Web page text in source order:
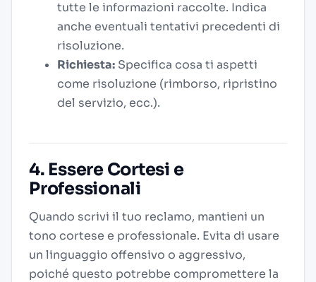
tutte le informazioni raccolte. Indica
anche eventuali tentativi precedenti di
risoluzione.
Richiesta: Specifica cosa ti aspetti
come risoluzione (rimborso, ripristino
del servizio, ecc.).
4. Essere Cortesi e
Professionali
Quando scrivi il tuo reclamo, mantieni un
tono cortese e professionale. Evita di usare
un linguaggio offensivo o aggressivo,
poiché questo potrebbe compromettere la